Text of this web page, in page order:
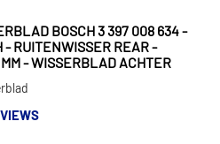
BOSCH 3 397 008 634 -
- RUITENWISSER REAR -
- WISSERBLAD ACHTER